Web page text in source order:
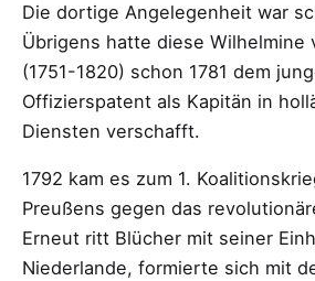
Die dortige Angelegenheit war
Übrigens hatte diese Wilhelmine
(1751-1820) schon 1781 dem
Offizierspatent als Kapitän in
Diensten verschafft.
1792 kam es zum 1.
Preußens gegen das
Erneut ritt Blücher mit seiner
Niederlande, formierte sich mit